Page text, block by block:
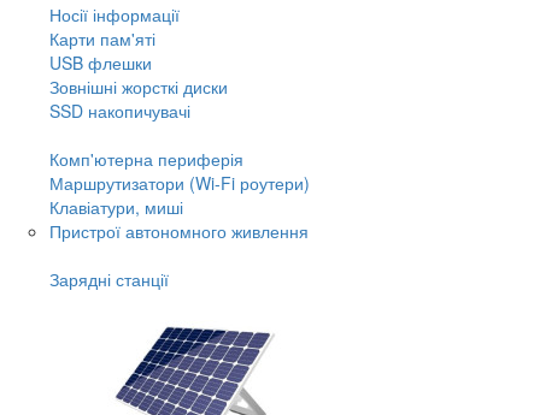
Носії інформації
Карти пам'яті
USB флешки
Зовнішні жорсткі диски
SSD накопичувачі
Комп'ютерна периферія
Маршрутизатори (Wi-Fi роутери)
Клавіатури, миші
Пристрої автономного живлення
Зарядні станції